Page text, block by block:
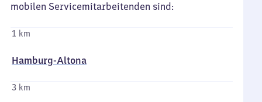
mobilen Servicemitarbeitenden sind:
1 km
Hamburg-Altona
3 km